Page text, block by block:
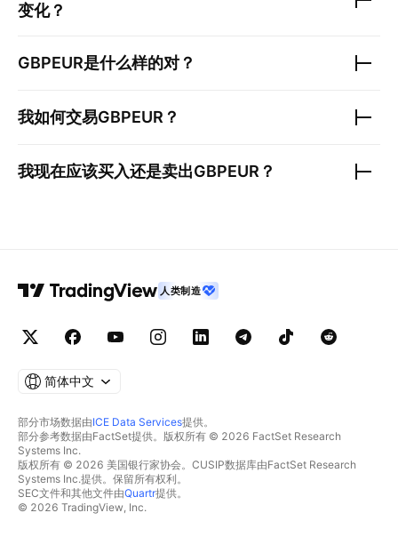
变化？
GBPEUR是什么样的对？
我如何交易GBPEUR ？
我现在应该买入还是卖出GBPEUR ？
人类制造
简体中文
部分市场数据由ICE Data Services提供。
部分参考数据由FactSet提供。版权所有 © 2026 FactSet Research
Systems Inc.
版权所有 © 2026 美国银行家协会。CUSIP数据库由FactSet Research
Systems Inc.提供。保留所有权利。
SEC文件和其他文件由Quartr提供。
© 2026 TradingView, Inc.